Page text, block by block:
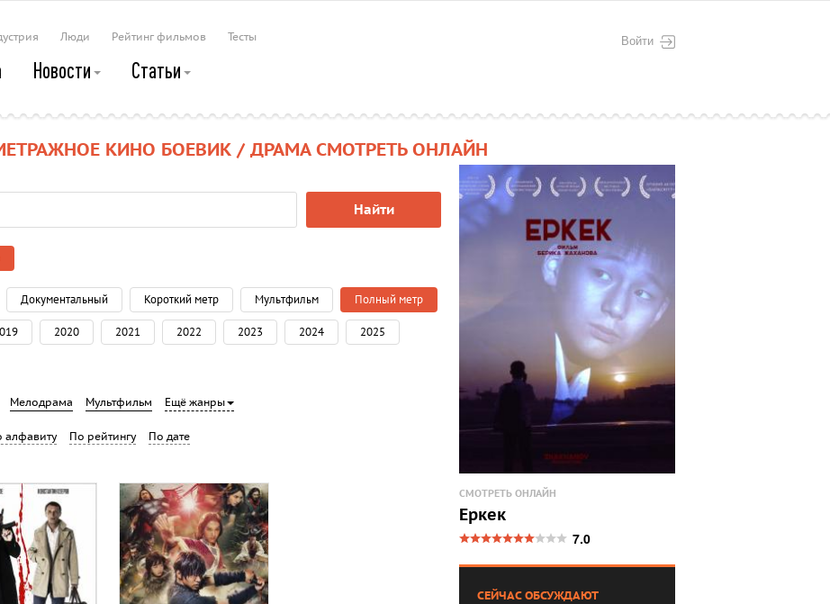
Войти
Люди Рейтинг фильмов Тесты
Новости Статьи
КИНО БОЕВИК / ДРАМА СМОТРЕТЬ ОНЛАЙН
Найти
Документальный Короткий метр Мультфильм Полный метр
2020 2021 2022 2023 2024 2025
Мелодрама Мультфильм Ещё жанры
алфавиту По рейтингу По дате
СМОТРЕТЬ ОНЛАЙН
Еркек
7.0
СЕЙЧАС ОБСУЖДАЮТ